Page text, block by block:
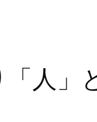
人」